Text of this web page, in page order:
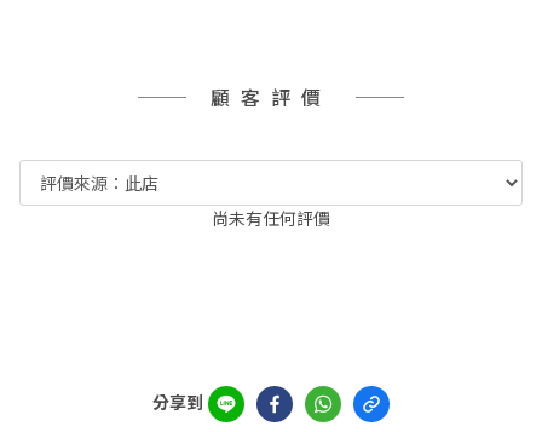
顧客評價
尚未有任何評價
分享到